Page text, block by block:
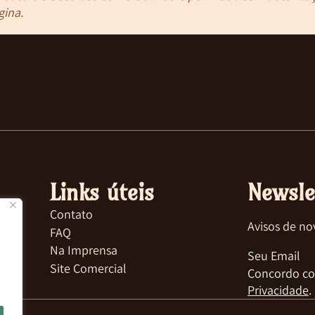
Links úteis
Contato
FAQ
Na Imprensa
Site Comercial
Avisos de
Concordo
Privacidade.